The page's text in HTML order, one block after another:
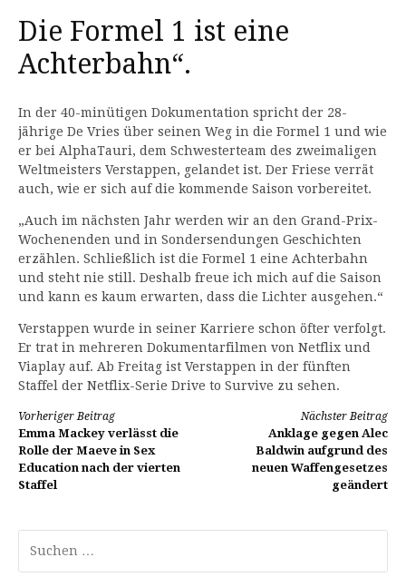
Die Formel 1 ist eine
Achterbahn“.
In der 40-minütigen Dokumentation spricht der 28-
jährige De Vries über seinen Weg in die Formel 1 und wie
er bei AlphaTauri, dem Schwesterteam des zweimaligen
Weltmeisters Verstappen, gelandet ist. Der Friese verrät
auch, wie er sich auf die kommende Saison vorbereitet.
„Auch im nächsten Jahr werden wir an den Grand-Prix-
Wochenenden und in Sondersendungen Geschichten
erzählen. Schließlich ist die Formel 1 eine Achterbahn
und steht nie still. Deshalb freue ich mich auf die Saison
und kann es kaum erwarten, dass die Lichter ausgehen.“
Verstappen wurde in seiner Karriere schon öfter verfolgt.
Er trat in mehreren Dokumentarfilmen von Netflix und
Viaplay auf. Ab Freitag ist Verstappen in der fünften
Staffel der Netflix-Serie Drive to Survive zu sehen.
Weiterlesen
Vorheriger Beitrag
Emma Mackey verlässt die
Rolle der Maeve in Sex
Education nach der vierten
Staffel
Nächster Beitrag
Anklage gegen Alec
Baldwin aufgrund des
neuen Waffengesetzes
geändert
nach: